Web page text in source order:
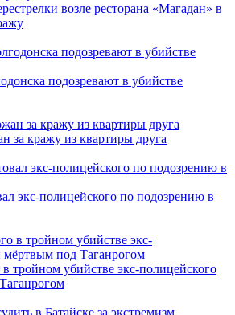
возле ресторана «Магадан» в
подозревают в убийстве
за кражу из квартиры друга
экс-полицейского по подозрению в
тройном убийстве экс-полицейского